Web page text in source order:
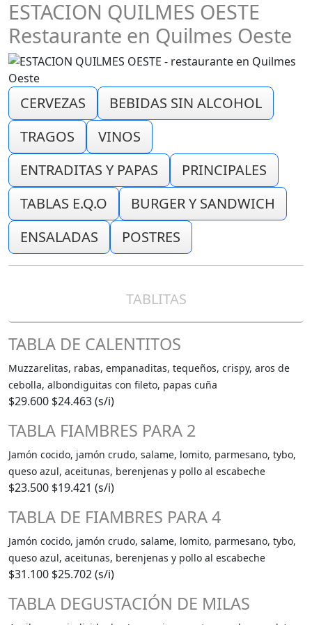
ESTACION QUILMES OESTE
Restaurante en Quilmes Oeste
CERVEZAS
BEBIDAS SIN ALCOHOL
TRAGOS
VINOS
ENTRADITAS Y PAPAS
PRINCIPALES
TABLAS E.Q.O
BURGER Y SANDWICH
ENSALADAS
POSTRES
TABLITAS
TABLA DE CALENTITOS
Muzzarelitas, rabas, empanaditas, tequeños, crispy, aros de
cebolla, albondiguitas con fileto, papas cuña
$29.600 $24.463 (s/i)
TABLA FIAMBRES PARA 2
Jamón cocido, jamón crudo, salame, lomito, parmesano, tybo,
queso azul, aceitunas, berenjenas y pollo al escabeche
$23.500 $19.421 (s/i)
TABLA DE FIAMBRES PARA 4
Jamón cocido, jamón crudo, salame, lomito, parmesano, tybo,
queso azul, aceitunas, berenjenas y pollo al escabeche
$31.100 $25.702 (s/i)
TABLA DEGUSTACIÓN DE MILAS